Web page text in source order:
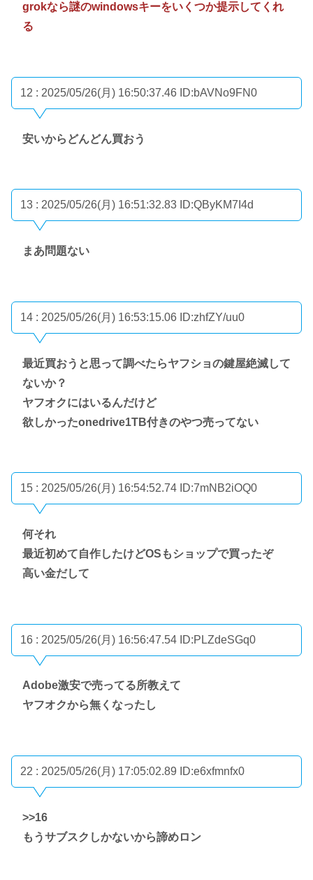
grokなら謎のwindowsキーをいくつか提示してくれ
る
12 : 2025/05/26(月) 16:50:37.46 ID:bAVNo9FN0
安いからどんどん買おう
13 : 2025/05/26(月) 16:51:32.83 ID:QByKM7I4d
まあ問題ない
14 : 2025/05/26(月) 16:53:15.06 ID:zhfZY/uu0
最近買おうと思って調べたらヤフショの鍵屋絶滅して
ないか？
ヤフオクにはいるんだけど
欲しかったonedrive1TB付きのやつ売ってない
15 : 2025/05/26(月) 16:54:52.74 ID:7mNB2iOQ0
何それ
最近初めて自作したけどOSもショップで買ったぞ
高い金だして
16 : 2025/05/26(月) 16:56:47.54 ID:PLZdeSGq0
Adobe激安で売ってる所教えて
ヤフオクから無くなったし
22 : 2025/05/26(月) 17:05:02.89 ID:e6xfmnfx0
>>16
もうサブスクしかないから諦めロン